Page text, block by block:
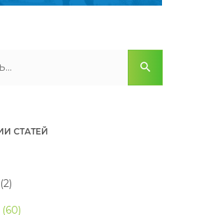
СТАТЕЙ